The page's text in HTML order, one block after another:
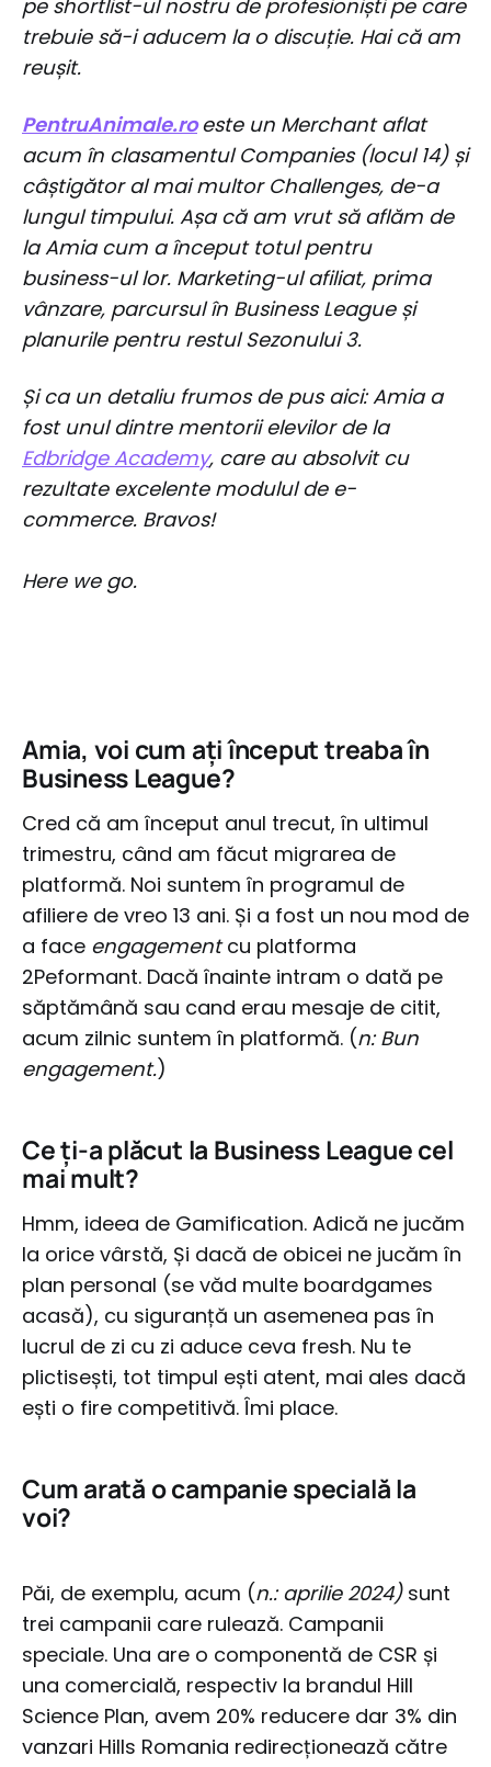
pe shortlist-ul nostru de profesioniști pe care
trebuie să-i aducem la o discuție. Hai că am
reușit.
PentruAnimale.ro este un Merchant aflat
acum în clasamentul Companies (locul 14) și
câștigător al mai multor Challenges, de-a
lungul timpului. Așa că am vrut să aflăm de
la Amia cum a început totul pentru
business-ul lor. Marketing-ul afiliat, prima
vânzare, parcursul în Business League și
planurile pentru restul Sezonului 3.
Și ca un detaliu frumos de pus aici: Amia a
fost unul dintre mentorii elevilor de la
Edbridge Academy, care au absolvit cu
rezultate excelente modulul de e-
commerce. Bravos!
Here we go.
Amia, voi cum ați început treaba în
Business League?
Cred că am început anul trecut, în ultimul
trimestru, când am făcut migrarea de
platformă. Noi suntem în programul de
afiliere de vreo 13 ani. Și a fost un nou mod de
a face engagementcu platforma
2Peformant. Dacă înainte intram o dată pe
săptămână sau cand erau mesaje de citit,
acum zilnic suntem în platformă. (n: Bun
engagement.)
Ce ți-a plăcut la Business League cel
mai mult?
Hmm, ideea de Gamification. Adică ne jucăm
la orice vârstă, Și dacă de obicei ne jucăm în
plan personal (se văd multe boardgames
acasă), cu siguranță un asemenea pas în
lucrul de zi cu zi aduce ceva fresh. Nu te
plictisești, tot timpul ești atent, mai ales dacă
ești o fire competitivă. Îmi place.
Cum arată o campanie specială la
voi?
Păi, de exemplu, acum (n.: aprilie 2024)sunt
trei campanii care rulează. Campanii
speciale. Una are o componentă de CSR și
una comercială, respectiv la brandul Hill
Science Plan, avem 20% reducere dar 3% din
vanzari Hills Romania redirecționează către